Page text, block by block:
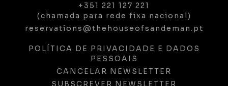
+351 221 127 221
(chamada para rede fixa nacional)
reservations@thehouseofsandeman.pt
POLÍTICA DE PRIVACIDADE E DADOS
PESSOAIS
CANCELAR NEWSLETTER
SUBSCREVER NEWSLETTER